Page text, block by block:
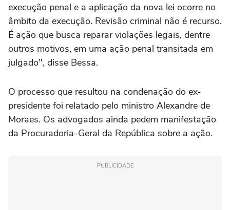
execução penal e a aplicação da nova lei ocorre no
âmbito da execução. Revisão criminal não é recurso.
É ação que busca reparar violações legais, dentre
outros motivos, em uma ação penal transitada em
julgado", disse Bessa.
O processo que resultou na condenação do ex-
presidente foi relatado pelo ministro Alexandre de
Moraes. Os advogados ainda pedem manifestação
da Procuradoria-Geral da República sobre a ação.
PUBLICIDADE